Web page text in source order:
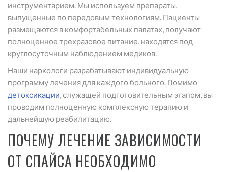
инструментарием. Мы используем препараты,
выпущенные по передовым технологиям. Пациенты
размещаются в комфортабельных палатах, получают
полноценное трехразовое питание, находятся под
круглосуточным наблюдением медиков.
Наши наркологи разрабатывают индивидуальную
программу лечения для каждого больного. Помимо
детоксикации, служащей подготовительным этапом, вы
проводим полноценную комплексную терапию и
дальнейшую реабилитацию.
ПОЧЕМУ ЛЕЧЕНИЕ ЗАВИСИМОСТИ
ОТ СПАЙСА НЕОБХОДИМО